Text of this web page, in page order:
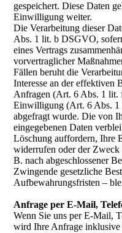
gespeichert. Diese Daten
Einwilligung weiter.
Die Verarbeitung dieser
Abs. 1 lit. b DSGVO,
eines Vertrags
vorvertraglicher
Fällen beruht die
Interesse an der effektiven
Anfragen (Art. 6 Abs. 1
Einwilligung (Art. 6 Abs. 1
abgefragt wurde. Die von
eingegebenen Daten
Löschung auffordern, Ihre
widerrufen oder der
B. nach abgeschlossener
Zwingende gesetzliche
Aufbewahrungsfristen –
Anfrage per E-Mail,
Wenn Sie uns per E-Mail,
wird Ihre Anfrage inklusive